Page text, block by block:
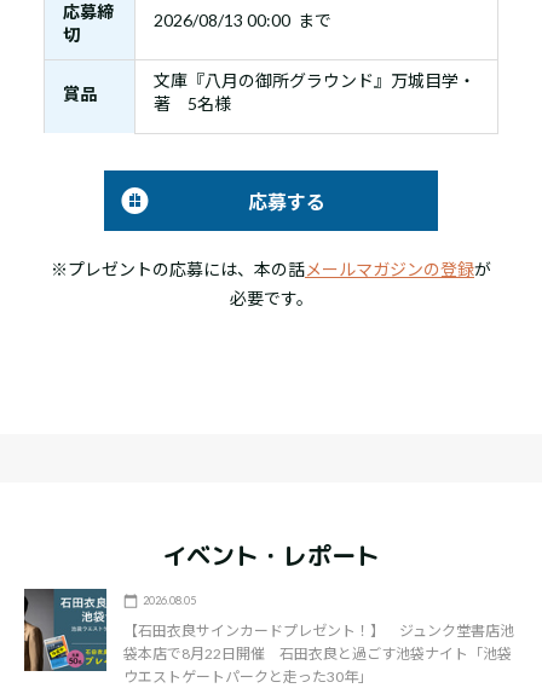
応募締
切
2026/08/13 00:00 まで
賞品
文庫『八月の御所グラウンド』万城目学・
著 5名様
応募する
※プレゼントの応募には、本の話メールマガジンの登録が
必要です。
イベント・レポート
2026.08.05
【石田衣良サインカードプレゼント！】 ジュンク堂書店池
袋本店で8月22日開催 石田衣良と過ごす池袋ナイト「池袋
ウエストゲートパークと走った30年」